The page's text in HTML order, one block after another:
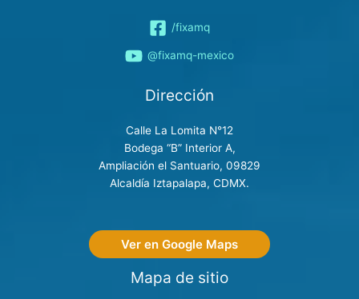
/fixamq
@fixamq-mexico
Dirección
Calle La Lomita N°12
Bodega “B” Interior A,
Ampliación el Santuario, 09829
Alcaldía Iztapalapa, CDMX.
Ver en Google Maps
Mapa de sitio